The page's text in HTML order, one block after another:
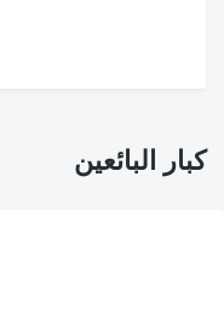
كبار البائعين